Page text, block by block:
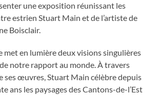
une exposition réunissant les
estrien Stuart Main et de l’artiste de
Boisclair.
met en lumière deux visions singulières
notre rapport au monde. À travers
ses œuvres, Stuart Main célèbre depuis
ans les paysages des Cantons-de-l’Est